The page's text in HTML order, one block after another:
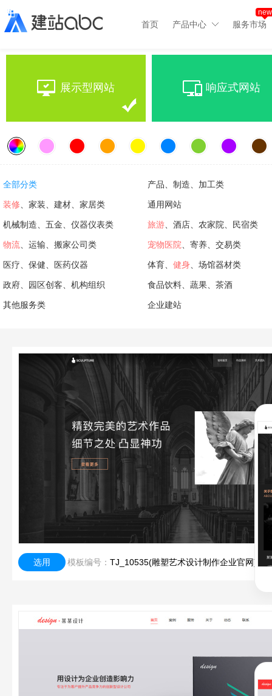
首页 产品中心 服务市场
new
展示型网站 响应式网站
全部分类 产品、制造、加工类
装修 、家装、建材、家居类 通用网站
机械制造、五金、仪器仪表类 旅游 、酒店、农家院、民宿类
物流 、运输、搬家公司类 宠物医院 、寄养、交易类
医疗、保健、医药仪器 体育、 健身 、场馆器材类
政府、园区创客、机构组织 食品饮料、蔬果、茶酒
其他服务类 企业建站
选用 模板编号： TJ_10535(雕塑艺术设计制作企业官网)